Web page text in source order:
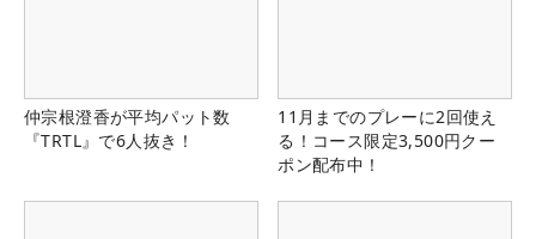
仲宗根澄香が平均パット数
『TRTL』で6人抜き！
11月までのプレーに2回使え
る！コース限定3,500円クー
ポン配布中！